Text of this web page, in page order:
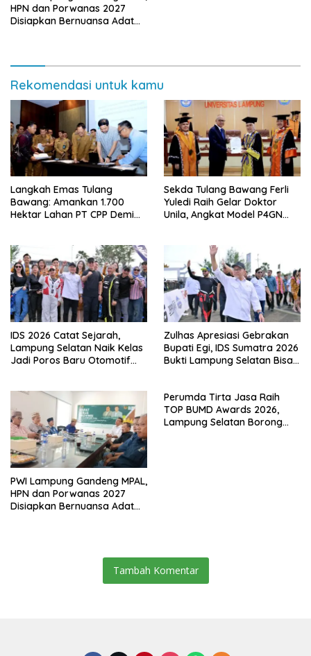
HPN dan Porwanas 2027
Disiapkan Bernuansa Adat
Rekomendasi untuk kamu
Langkah Emas Tulang
Bawang: Amankan 1.700
Hektar Lahan PT CPP Demi
Sekda Tulang Bawang Ferli
Yuledi Raih Gelar Doktor
Unila, Angkat Model P4GN
IDS 2026 Catat Sejarah,
Lampung Selatan Naik Kelas
Jadi Poros Baru Otomotif
Zulhas Apresiasi Gebrakan
Bupati Egi, IDS Sumatra 2026
Bukti Lampung Selatan Bisa
PWI Lampung Gandeng MPAL,
HPN dan Porwanas 2027
Disiapkan Bernuansa Adat
Perumda Tirta Jasa Raih
TOP BUMD Awards 2026,
Lampung Selatan Borong
Tambah Komentar